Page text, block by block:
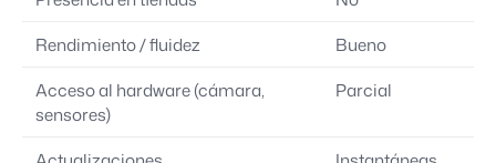
Rendimiento / fluidez
Bueno
Acceso al hardware (cámara,
sensores)
Parcial